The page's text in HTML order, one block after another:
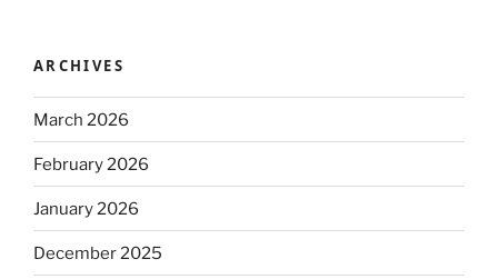
ARCHIVES
March 2026
February 2026
January 2026
December 2025